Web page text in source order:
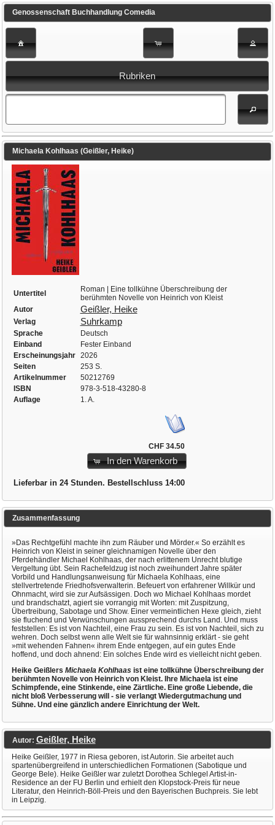
Genossenschaft Buchhandlung Comedia
Rubriken
Michaela Kohlhaas (Geißler, Heike)
Untertitel
Roman | Eine tollkühne Überschreibung der
berühmten Novelle von Heinrich von Kleist
Autor
Geißler, Heike
Verlag Suhrkamp
Sprache
Deutsch
Einband
Fester Einband
Erscheinungsjahr
2026
Seiten
253 S.
Artikelnummer
50212769
ISBN
978-3-518-43280-8
Auflage
1. A.
CHF 34.50
In den Warenkorb
Lieferbar in 24 Stunden. Bestellschluss 14:00
Zusammenfassung
»Das Rechtgefühl machte ihn zum Räuber und Mörder.« So erzählt es
Heinrich von Kleist in seiner gleichnamigen Novelle über den
Pferdehändler Michael Kohlhaas, der nach erlittenem Unrecht blutige
Vergeltung übt. Sein Rachefeldzug ist noch zweihundert Jahre später
Vorbild und Handlungsanweisung für Michaela Kohlhaas, eine
stellvertretende Friedhofsverwalterin. Befeuert von erfahrener Willkür und
Ohnmacht, wird sie zur Aufsässigen. Doch wo Michael Kohlhaas mordet
und brandschatzt, agiert sie vorrangig mit Worten: mit Zuspitzung,
Übertreibung, Sabotage und Show. Einer vermeintlichen Hexe gleich, zieht
sie fluchend und Verwünschungen aussprechend durchs Land. Und muss
feststellen: Es ist von Nachteil, eine Frau zu sein. Es ist von Nachteil, sich zu
wehren. Doch selbst wenn alle Welt sie für wahnsinnig erklärt - sie geht
»mit wehenden Fahnen« ihrem Ende entgegen, auf ein gutes Ende
hoffend, und doch ahnend: Ein solches Ende wird es vielleicht nicht geben.
Heike Geißlers Michaela Kohlhaasist eine tollkühne Überschreibung der
berühmten Novelle von Heinrich von Kleist. Ihre Michaela ist eine
Schimpfende, eine Stinkende, eine Zärtliche. Eine große Liebende, die
nicht bloß Verbesserung will - sie verlangt Wiedergutmachung und
Sühne. Und eine gänzlich andere Einrichtung der Welt.
Autor: Geißler, Heike
Heike Geißler, 1977 in Riesa geboren, ist Autorin. Sie arbeitet auch
spartenübergreifend in unterschiedlichen Formationen (Sabotique und
George Bele). Heike Geißler war zuletzt Dorothea Schlegel Artist-in-
Residence an der FU Berlin und erhielt den Klopstock-Preis für neue
Literatur, den Heinrich-Böll-Preis und den Bayerischen Buchpreis. Sie lebt
in Leipzig.